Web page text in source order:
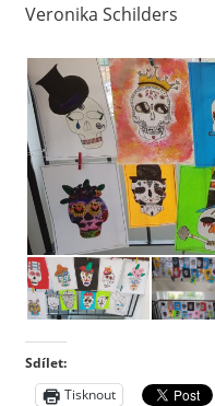
Veronika Schilders
Sdílet:
Tisknout